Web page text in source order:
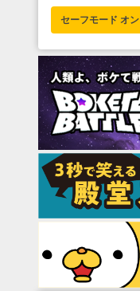
セーフモード オン